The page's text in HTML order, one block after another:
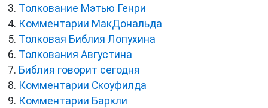
Толкование Мэтью Генри
Комментарии МакДональда
Толковая Библия Лопухина
Толкования Августина
Библия говорит сегодня
Комментарии Скоуфилда
Комментарии Баркли